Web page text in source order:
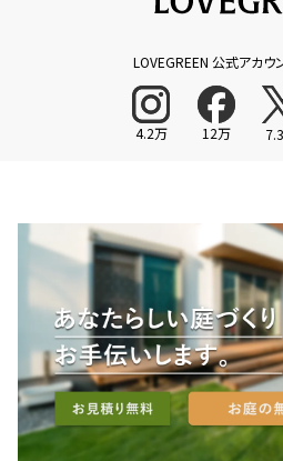
LOVEGREEN 公式アカウ
4.2万 12万